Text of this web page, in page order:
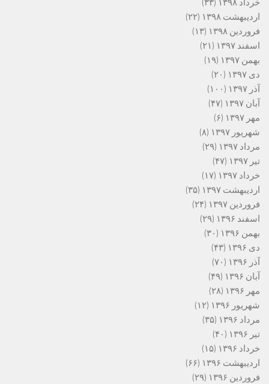
خرداد ۱۳۹۸
(۳۳)
اردیبهشت ۱۳۹۸
(۲۲)
فروردین ۱۳۹۸
(۱۳)
اسفند ۱۳۹۷
(۲۱)
بهمن ۱۳۹۷
(۱۹)
دی ۱۳۹۷
(۲۰)
آذر ۱۳۹۷
(۱۰۰)
آبان ۱۳۹۷
(۴۷)
مهر ۱۳۹۷
(۶)
شهریور ۱۳۹۷
(۸)
مرداد ۱۳۹۷
(۲۹)
تیر ۱۳۹۷
(۴۷)
خرداد ۱۳۹۷
(۱۷)
اردیبهشت ۱۳۹۷
(۳۵)
فروردین ۱۳۹۷
(۲۴)
اسفند ۱۳۹۶
(۲۹)
بهمن ۱۳۹۶
(۳۰)
دی ۱۳۹۶
(۴۳)
آذر ۱۳۹۶
(۷۰)
آبان ۱۳۹۶
(۴۹)
مهر ۱۳۹۶
(۲۸)
شهریور ۱۳۹۶
(۱۲)
مرداد ۱۳۹۶
(۳۵)
تیر ۱۳۹۶
(۴۰)
خرداد ۱۳۹۶
(۱۵)
اردیبهشت ۱۳۹۶
(۶۶)
فروردین ۱۳۹۶
(۲۹)